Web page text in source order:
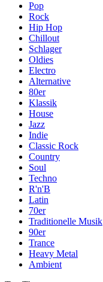
Pop
Rock
Hip Hop
Chillout
Schlager
Oldies
Electro
Alternative
80er
Klassik
House
Jazz
Indie
Classic Rock
Country
Soul
Techno
R'n'B
Latin
70er
Traditionelle Musik
90er
Trance
Heavy Metal
Ambient